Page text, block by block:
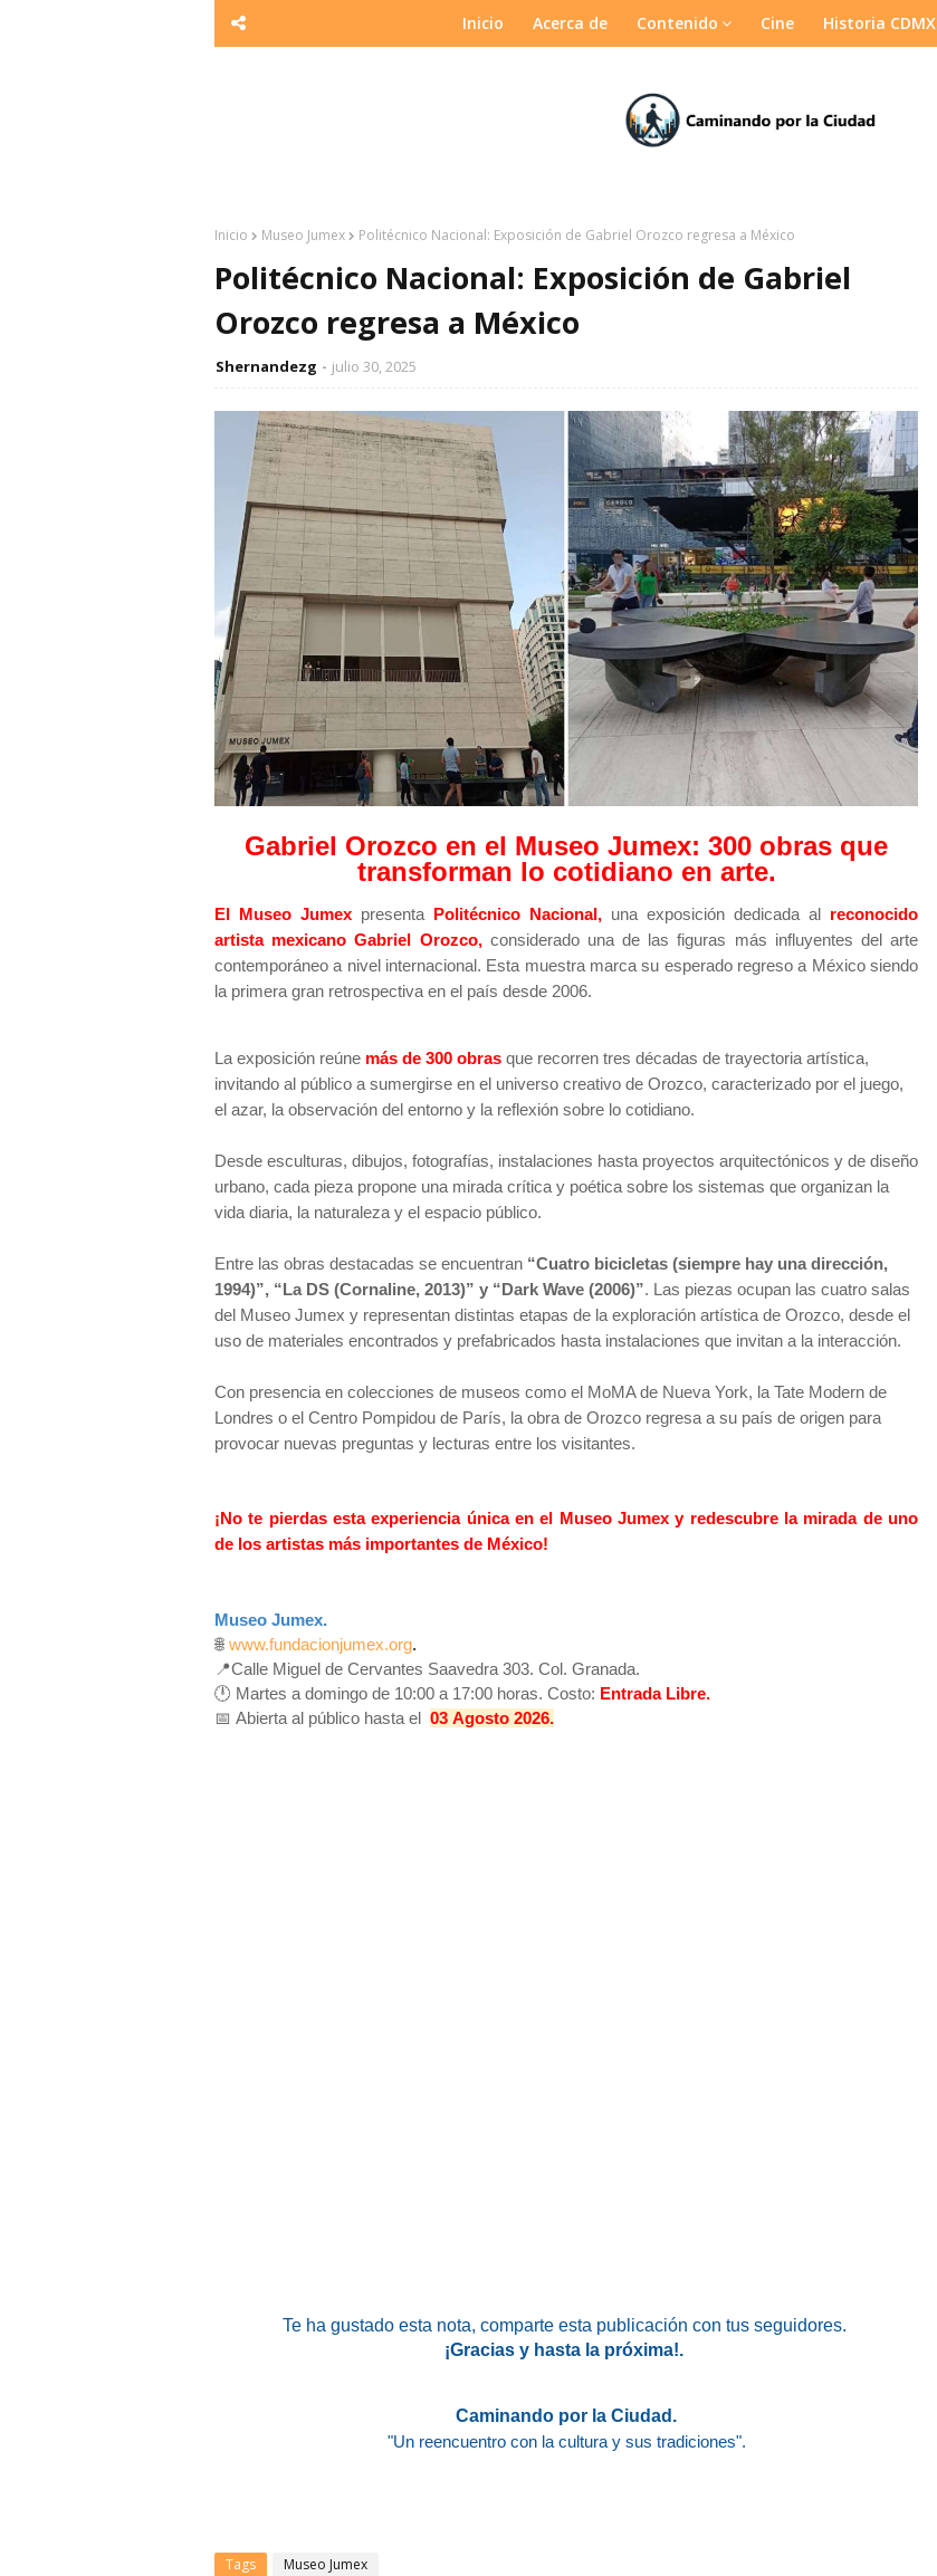
Inicio Acerca de Contenido Cine Historia CDMX
Inicio Museo Jumex Politécnico Nacional: Exposición de Gabriel Orozco regresa a México
Politécnico Nacional: Exposición de Gabriel
Orozco regresa a México
Shernandezg julio 30, 2025
Gabriel Orozco en el Museo Jumex: 300 obras que
transforman lo cotidiano en arte.
El Museo Jumex presenta Politécnico Nacional, una exposición dedicada al reconocido
artista mexicano Gabriel Orozco,considerado una de las figuras más influyentes del arte
contemporáneo a nivel internacional. Esta muestra marca su esperado regreso a México siendo
la primera gran retrospectiva en el país desde 2006.
La exposición reúne más de 300 obras que recorren tres décadas de trayectoria artística,
invitando al público a sumergirse en el universo creativo de Orozco, caracterizado por el juego,
el azar, la observación del entorno y la reflexión sobre lo cotidiano.
Desde esculturas, dibujos, fotografías, instalaciones hasta proyectos arquitectónicos y de diseño
urbano, cada pieza propone una mirada crítica y poética sobre los sistemas que organizan la
vida diaria, la naturaleza y el espacio público.
Entre las obras destacadas se encuentran “Cuatro bicicletas (siempre hay una dirección,
1994)”, “La DS (Cornaline, 2013)” y “Dark Wave (2006)”. Las piezas ocupan las cuatro salas
del Museo Jumex y representan distintas etapas de la exploración artística de Orozco, desde el
uso de materiales encontrados y prefabricados hasta instalaciones que invitan a la interacción.
Con presencia en colecciones de museos como el MoMA de Nueva York, la Tate Modern de
Londres o el Centro Pompidou de París, la obra de Orozco regresa a su país de origen para
provocar nuevas preguntas y lecturas entre los visitantes.
¡No te pierdas esta experiencia única en el Museo Jumex y redescubre la mirada de uno
de los artistas más importantes de México!
Museo Jumex.
🌐 www.fundacionjumex.org.
📍Calle Miguel de Cervantes Saavedra 303. Col. Granada.
🕛 Martes a domingo de 10:00 a 17:00 horas. Costo: Entrada Libre.
📅 Abierta al público hasta el 03 Agosto 2026.
Te ha gustado esta nota, comparte esta publicación con tus seguidores.
¡Gracias y hasta la próxima!.
Caminando por la Ciudad.
"Un reencuentro con la cultura y sus tradiciones".
Tags Museo Jumex